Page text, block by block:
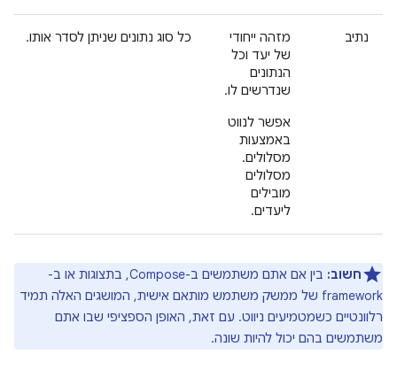
נתיב
מזהה ייחודי
של יעד וכל
הנתונים
שנדרשים לו.
אפשר לנווט
באמצעות
מסלולים.
מסלולים
מובילים
ליעדים.
כל סוג נתונים שניתן לסדר אותו.
חשוב:
בין אם אתם משתמשים ב-Compose, בתצוגות או ב-
framework של ממשק משתמש מותאם אישית, המושגים האלה תמיד
רלוונטיים כשמטמיעים ניווט. עם זאת, האופן הספציפי שבו אתם
משתמשים בהם יכול להיות שונה.